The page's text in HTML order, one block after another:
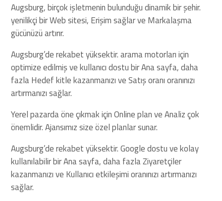
Augsburg, birçok işletmenin bulunduğu dinamik bir şehir.
yenilikçi bir Web sitesi, Erişim sağlar ve Markalaşma
gücünüzü artırır.
Augsburg’de rekabet yüksektir. arama motorları için
optimize edilmiş ve kullanıcı dostu bir Ana sayfa, daha
fazla Hedef kitle kazanmanızı ve Satış oranı oranınızı
artırmanızı sağlar.
Yerel pazarda öne çıkmak için Online plan ve Analiz çok
önemlidir. Ajansımız size özel planlar sunar.
Augsburg’de rekabet yüksektir. Google dostu ve kolay
kullanılabilir bir Ana sayfa, daha fazla Ziyaretçiler
kazanmanızı ve Kullanıcı etkileşimi oranınızı artırmanızı
sağlar.